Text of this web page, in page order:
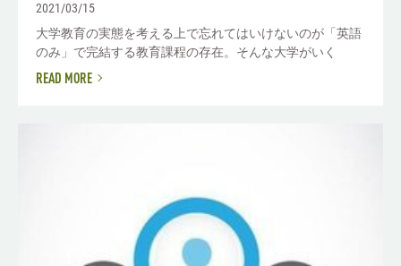
2021/03/15
大学教育の実態を考える上で忘れてはいけないのが「英語
のみ」で完結する教育課程の存在。そんな大学がいく
READ MORE